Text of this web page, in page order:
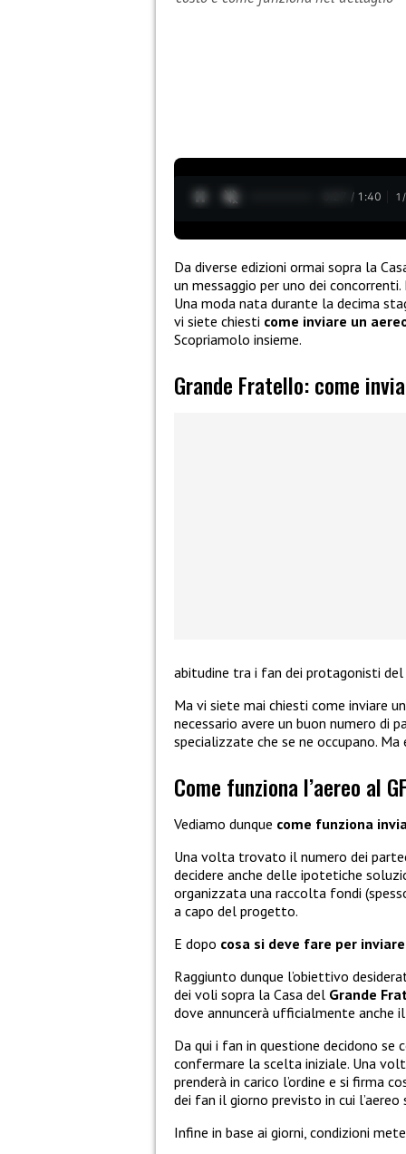
0:28 / 1:40 1 /
Da diverse edizioni ormai sopra la
un messaggio per uno dei
Una moda nata durante la decima
vi siete chiesti come inviare un
Scopriamolo insieme.
Grande Fratello: come
abitudine tra i fan dei protagonisti del
Ma vi siete mai chiesti come inviare
necessario avere un buon numero di
specializzate che se ne occupano.
Come funziona l’aereo al
Vediamo dunque come funziona
Una volta trovato il numero dei
decidere anche delle ipotetiche
organizzata una raccolta fondi
a capo del progetto.
E dopo cosa si deve fare per
Raggiunto dunque l’obiettivo
dei voli sopra la Casa del Grande
dove annuncerà ufficialmente anche
Da qui i fan in questione decidono se
confermare la scelta iniziale. Una
prenderà in carico l’ordine e si firma
dei fan il giorno previsto in cui l’aereo
Infine in base ai giorni, condizioni